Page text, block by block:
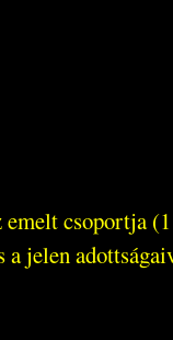
csoportja
jelen